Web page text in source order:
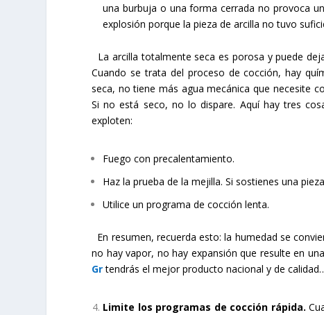
una burbuja o una forma cerrada no provoca
explosión porque la pieza de arcilla no tuvo
La arcilla totalmente seca es porosa y puede
Cuando se trata del proceso de cocción, hay
seca, no tiene más agua mecánica que necesite
Si no está seco, no lo dispare. Aquí hay tres
exploten:
Fuego con precalentamiento.
Haz la prueba de la mejilla. Si sostienes una
Utilice un programa de cocción lenta.
En resumen, recuerda esto: la humedad se
no hay vapor, no hay expansión que resulte en
Grtendrás el mejor producto nacional y de
Limite los programas de cocción rápida.